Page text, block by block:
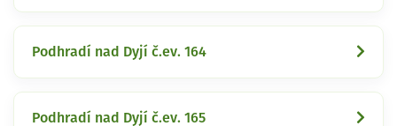
Podhradí nad Dyjí č.ev. 164
Podhradí nad Dyjí č.ev. 165